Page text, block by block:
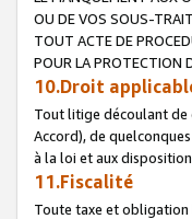
OU DE VOS SOUS-
TOUT ACTE DE
POUR LA PROTECTION
10.Droit
Tout litige découlant de
Accord), de
à la loi et aux
11.Fiscalité
Toute taxe et obligation